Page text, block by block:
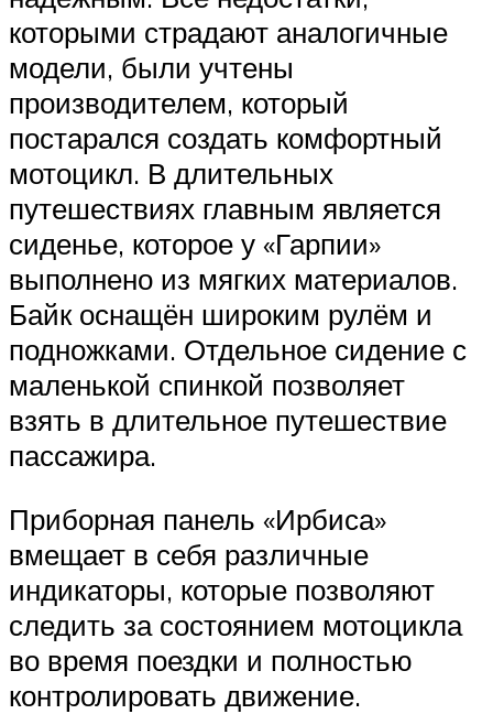
которыми страдают аналогичные
модели, были учтены
производителем, который
постарался создать комфортный
мотоцикл. В длительных
путешествиях главным является
сиденье, которое у «Гарпии»
выполнено из мягких материалов.
Байк оснащён широким рулём и
подножками. Отдельное сидение с
маленькой спинкой позволяет
взять в длительное путешествие
пассажира.
Приборная панель «Ирбиса»
вмещает в себя различные
индикаторы, которые позволяют
следить за состоянием мотоцикла
во время поездки и полностью
контролировать движение.